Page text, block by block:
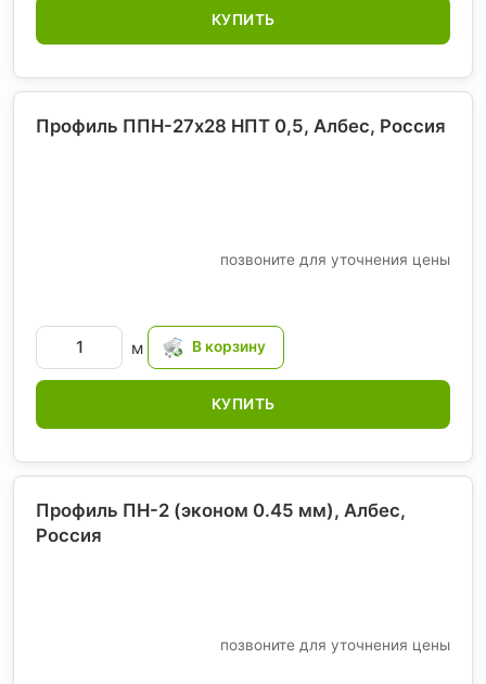
КУПИТЬ
Профиль ППН-27х28 НПТ 0,5, Албес, Россия
позвоните для уточнения цены
м
КУПИТЬ
Профиль ПН-2 (эконом 0.45 мм), Албес,
Россия
позвоните для уточнения цены